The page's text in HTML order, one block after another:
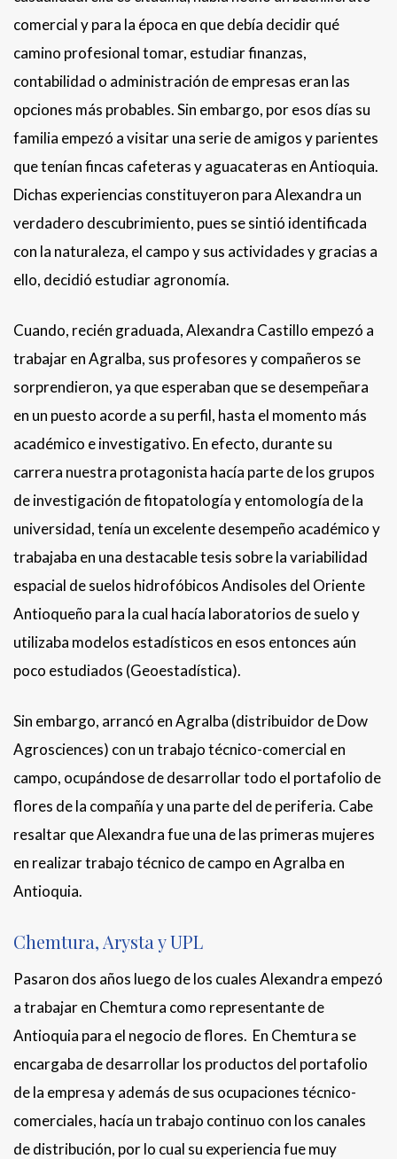
comercial y para la época en que debía decidir qué
camino profesional tomar, estudiar finanzas,
contabilidad o administración de empresas eran las
opciones más probables. Sin embargo, por esos días su
familia empezó a visitar una serie de amigos y parientes
que tenían fincas cafeteras y aguacateras en Antioquia.
Dichas experiencias constituyeron para Alexandra un
verdadero descubrimiento, pues se sintió identificada
con la naturaleza, el campo y sus actividades y gracias a
ello, decidió estudiar agronomía.
Cuando, recién graduada, Alexandra Castillo empezó a
trabajar en Agralba, sus profesores y compañeros se
sorprendieron, ya que esperaban que se desempeñara
en un puesto acorde a su perfil, hasta el momento más
académico e investigativo. En efecto, durante su
carrera nuestra protagonista hacía parte de los grupos
de investigación de fitopatología y entomología de la
universidad, tenía un excelente desempeño académico y
trabajaba en una destacable tesis sobre la variabilidad
espacial de suelos hidrofóbicos Andisoles del Oriente
Antioqueño para la cual hacía laboratorios de suelo y
utilizaba modelos estadísticos en esos entonces aún
poco estudiados (Geoestadística).
Sin embargo, arrancó en Agralba (distribuidor de Dow
Agrosciences) con un trabajo técnico-comercial en
campo, ocupándose de desarrollar todo el portafolio de
flores de la compañía y una parte del de periferia. Cabe
resaltar que Alexandra fue una de las primeras mujeres
en realizar trabajo técnico de campo en Agralba en
Antioquia.
Chemtura, Arysta y UPL
Pasaron dos años luego de los cuales Alexandra empezó
a trabajar en Chemtura como representante de
Antioquia para el negocio de flores. En Chemtura se
encargaba de desarrollar los productos del portafolio
de la empresa y además de sus ocupaciones técnico-
comerciales, hacía un trabajo continuo con los canales
de distribución, por lo cual su experiencia fue muy